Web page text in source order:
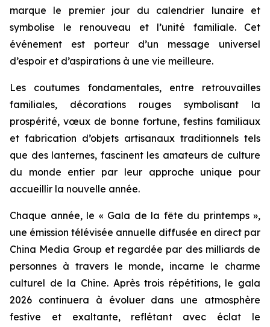
marque le premier jour du calendrier lunaire et
symbolise le renouveau et l’unité familiale. Cet
événement est porteur d’un message universel
d’espoir et d’aspirations à une vie meilleure.
Les coutumes fondamentales, entre retrouvailles
familiales, décorations rouges symbolisant la
prospérité, vœux de bonne fortune, festins familiaux
et fabrication d’objets artisanaux traditionnels tels
que des lanternes, fascinent les amateurs de culture
du monde entier par leur approche unique pour
accueillir la nouvelle année.
Chaque année, le « Gala de la fête du printemps »,
une émission télévisée annuelle diffusée en direct par
China Media Group et regardée par des milliards de
personnes à travers le monde, incarne le charme
culturel de la Chine. Après trois répétitions, le gala
2026 continuera à évoluer dans une atmosphère
festive et exaltante, reflétant avec éclat le